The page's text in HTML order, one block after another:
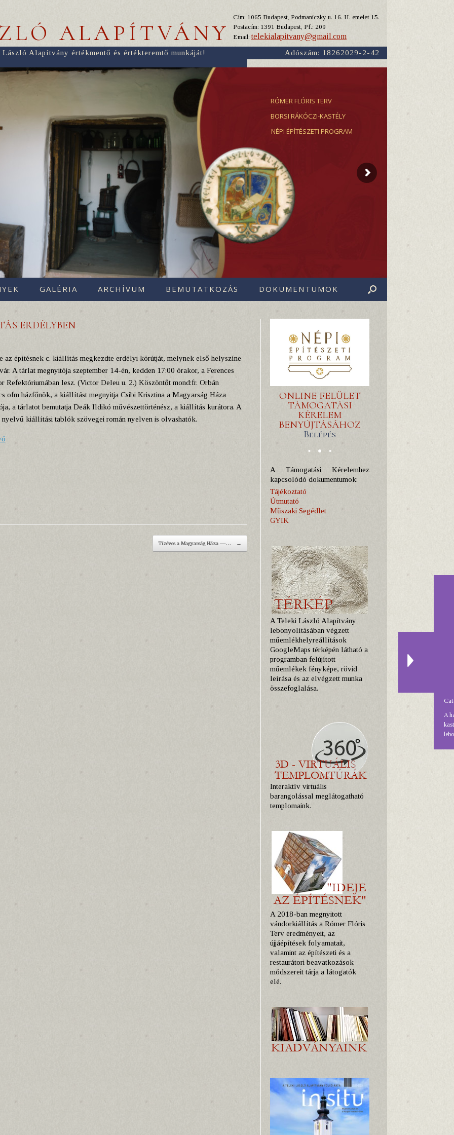
ALAPÍTVÁNY
Cím: 1065 Budapest, Podmaniczky u. 16. II. emelet 15.
Postacím: 1391 Budapest, Pf.: 209
Email:telekialapitvany@gmail.com
Alapítvány értékmentő és értékteremtő munkáját! Adószám: 18262029-2-42
RÓMER FLÓRIS TERV
BORSI RÁKÓCZI-KASTÉLY
NÉPI ÉPÍTÉSZETI PROGRAM
GALÉRIA ARCHÍVUM BEMUTATKOZÁS DOKUMENTUMOK
ERDÉLYBEN
az építésnek c. kiállítás megkezdte erdélyi körútját, melynek első helyszíne
A tárlat megnyitója szeptember 14-én, kedden 17:00 órakor, a Ferences
Refektóriumában lesz. (Victor Deleu u. 2.) Köszöntőt mond:fr. Orbán
ofm házfőnök, a kiállítást megnyitja Csibi Krisztina a Magyarság Háza
a tárlatot bemutatja Deák Ildikó művészettörténész, a kiállítás kurátora. A
nyelvű kiállítási tablók szövegei román nyelven is olvashatók.
Tízéves a Magyarság Háza —… →
ONLINE FELÜLET
TÁMOGATÁSI
KÉRELEM
BENYÚJTÁSÁHOZ
Belépés
A Támogatási Kérelemhez
kapcsolódó dokumentumok:
Tájékoztató
Útmutató
Műszaki Segédlet
GYIK
A Teleki László Alapítvány
lebonyolításában végzett
műemlékhelyreállítások
GoogleMaps térképén látható a
programban felújított
műemlékek fényképe, rövid
leírása és az elvégzett munka
összefoglalása.
Interaktív virtuális
barangolással meglátogatható
templomaink.
A 2018-ban megnyitott
vándorkiállítás a Rómer Flóris
Terv eredményeit, az
újjáépítések folyamatait,
valamint az építészeti és a
restaurátori beavatkozások
módszereit tárja a látogatók
elé.
A